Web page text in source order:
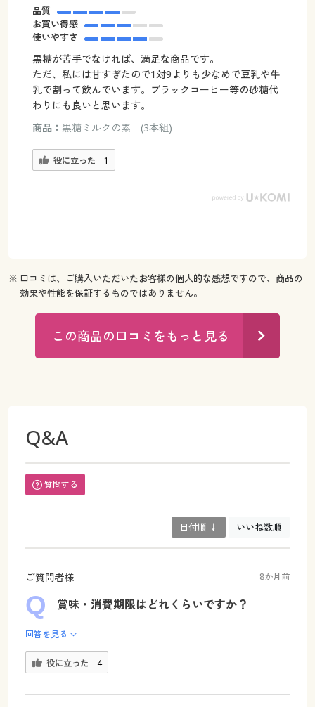
品質
お買い得感
使いやすさ
黒糖が苦手でなければ、満足な商品です。
ただ、私には甘すぎたので1対9よりも少なめで豆乳や牛
乳で割って飲んでいます。ブラックコーヒー等の砂糖代
わりにも良いと思います。
商品： 黒糖ミルクの素 (3本組)
役に立った 1
※ 口コミは、ご購入いただいたお客様の個人的な感想ですので、商品の
効果や性能を保証するものではありません。
この商品の口コミをもっと見る
Q&A
質問する
日付順 ↓ いいね数順
ご質問者様 8か月前
賞味・消費期限はどれくらいですか？
回答を見る
役に立った 4